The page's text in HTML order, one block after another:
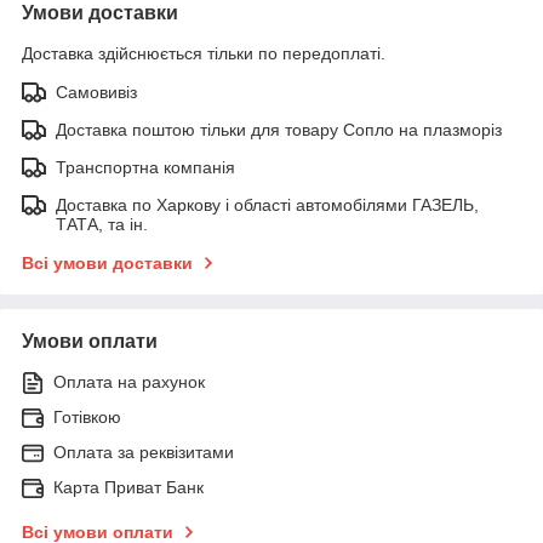
Умови доставки
Доставка здійснюється тільки по передоплаті.
Самовивіз
Доставка поштою тільки для товару Сопло на плазморіз
Транспортна компанія
Доставка по Харкову і області автомобілями ГАЗЕЛЬ,
ТАТА, та ін.
Всі умови доставки
Умови оплати
Оплата на рахунок
Готівкою
Оплата за реквізитами
Карта Приват Банк
Всі умови оплати